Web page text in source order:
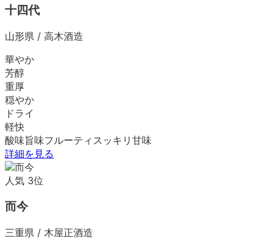
十四代
山形県 / 高木酒造
華やか
芳醇
重厚
穏やか
ドライ
軽快
酸味旨味フルーティ スッキリ 甘味
詳細を見る
人気 3位
而今
三重県 / 木屋正酒造